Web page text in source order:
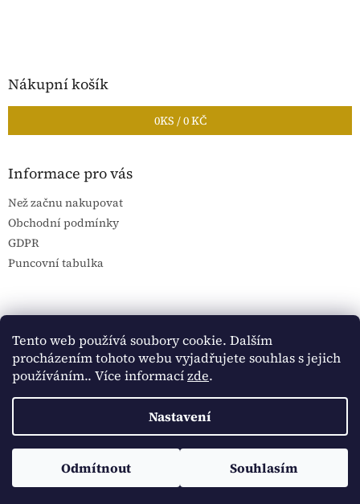
Tento web používá soubory cookie. Dalším
procházením tohoto webu vyjadřujete souhlas s jejich
používáním.. Více informacízde.
Nastavení
Odmítnout Souhlasím
Sledujte Historické dokumenty na Facebooku:
Nákupní košík
0KS /0 KČ
Informace pro vás
Než začnu nakupovat
Obchodní podmínky
GDPR
Puncovní tabulka
Copyright 2026Historické dokumenty. Všechna práva